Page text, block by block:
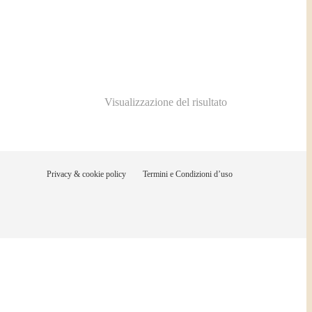
Visualizzazione del risultato
Privacy & cookie policy Termini e Condizioni d’uso